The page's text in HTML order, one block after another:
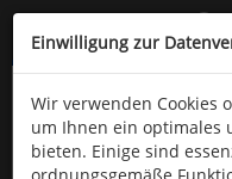
Kompletten Head der
oder
Einwilligung zur
Wir verwenden Cookies
um Ihnen ein optimales
bieten. Einige sind